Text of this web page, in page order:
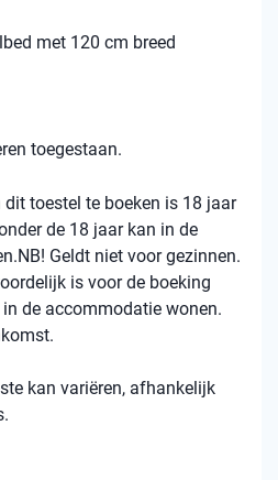
met 120 cm breed
toegestaan.
toestel te boeken is 18 jaar
de 18 jaar kan in de
Geldt niet voor gezinnen.
is voor de boeking
de accommodatie wonen.
kan variëren, afhankelijk